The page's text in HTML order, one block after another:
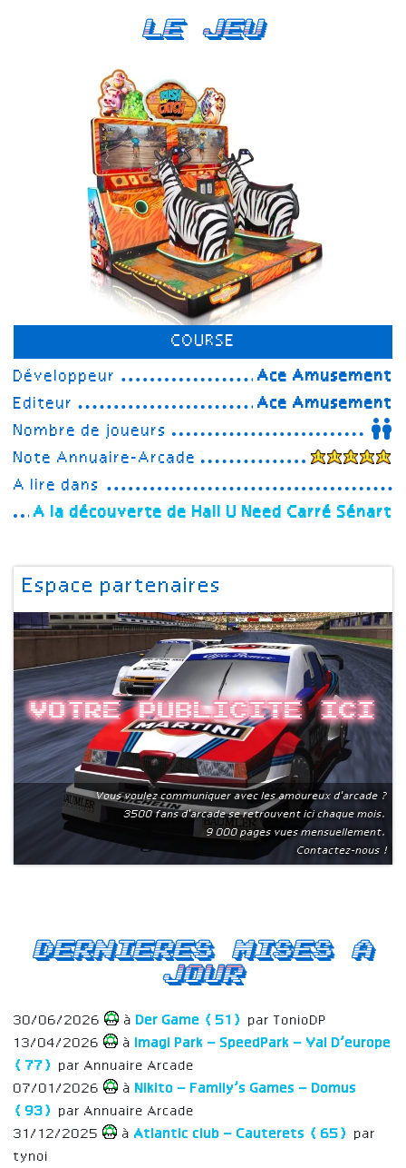
Le Jeu
COURSE
Développeur
Ace Amusement
Editeur
Ace Amusement
Nombre de joueurs
Note Annuaire-Arcade
A lire dans
A la découverte de Hall U Need Carré Sénart
Espace partenaires
Votre publicite ici
Vous voulez communiquer avec les amoureux d'arcade ?
3500 fans d'arcade se retrouvent ici chaque mois.
9 000 pages vues mensuellement.
Contactez-nous !
Dernieres mises a
jour
30/06/2026 à Der Game (51)
par TonioDP
13/04/2026
à Imagi Park – SpeedPark – Val D’europe
(77)
par Annuaire Arcade
07/01/2026
à Nikito – Family’s Games – Domus
(93)
par Annuaire Arcade
31/12/2025
à Atlantic club – Cauterets (65)
par
tynoi